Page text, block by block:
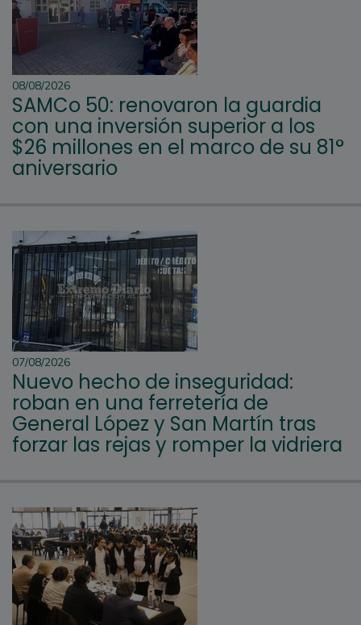
08/08/2026
SAMCo 50: renovaron la guardia
con una inversión superior a los
$26 millones en el marco de su 81°
aniversario
07/08/2026
Nuevo hecho de inseguridad:
roban en una ferretería de
General López y San Martín tras
forzar las rejas y romper la vidriera